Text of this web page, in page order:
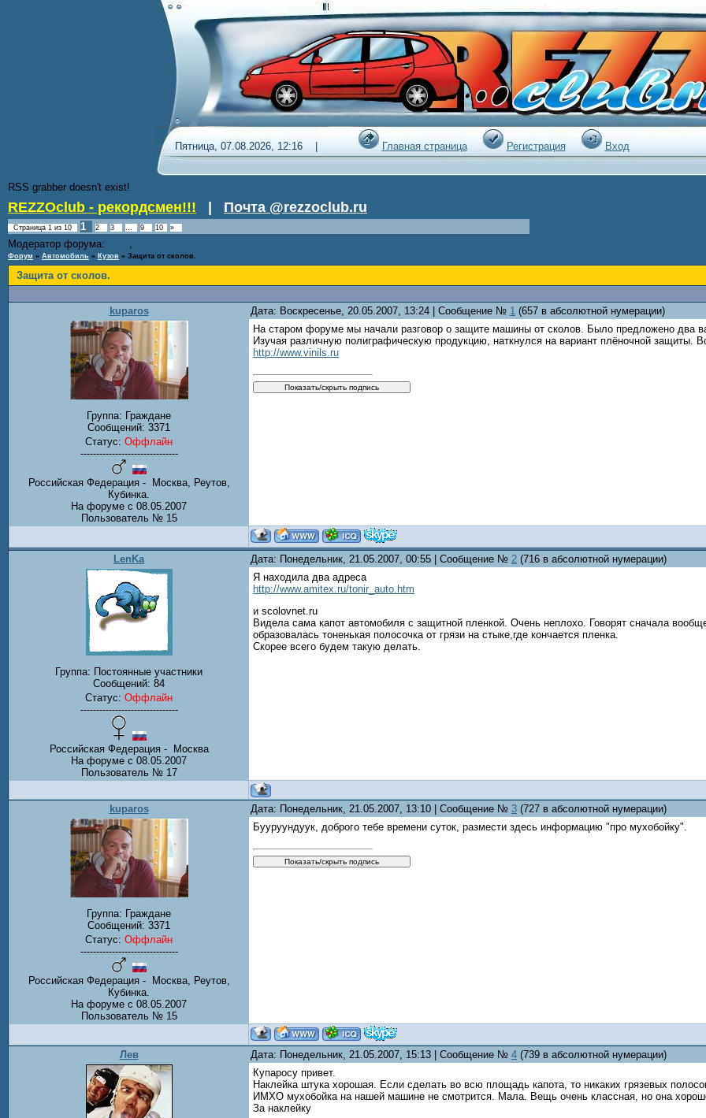
Пятница, 07.08.2026, 12:16 | Главная страница Регистрация Вход
RSS grabber doesn't exist!
REZZOclub - рекордсмен!!! Почта @rezzoclub.ru
Страница 1 из 10 1 2 3 … 9 10 »
Модератор форума: ,
Форум » Автомобиль » Кузов » Защита от сколов.
Защита от сколов.
kuparos Дата: Воскресенье, 20.05.2007, 13:24 | Сообщение № 1 (657 в абсолютной нумерации)
Группа: Граждане
Сообщений: 3371
Статус: Оффлайн
-------------------------------
Российская Федерация - Москва, Реутов,
Кубинка.
На форуме с 08.05.2007
Пользователь № 15
На старом форуме мы начали разговор о защите машины от сколов. Было предложено два
Изучая различную полиграфическую продукцию, наткнулся на вариант плёночной защиты.
http://www.vinils.ru
LenKa Дата: Понедельник, 21.05.2007, 00:55 | Сообщение № 2 (716 в абсолютной нумерации)
Группа: Постоянные участники
Сообщений: 84
Статус: Оффлайн
-------------------------------
Российская Федерация - Москва
На форуме с 08.05.2007
Пользователь № 17
Я находила два адреса
http://www.amitex.ru/tonir_auto.htm
и scolovnet.ru
Видела сама капот автомобиля с защитной пленкой. Очень неплохо. Говорят сначала
образовалась тоненькая полосочка от грязи на стыке,где кончается пленка.
Скорее всего будем такую делать.
kuparos Дата: Понедельник, 21.05.2007, 13:10 | Сообщение № 3 (727 в абсолютной нумерации)
Группа: Граждане
Сообщений: 3371
Статус: Оффлайн
-------------------------------
Российская Федерация - Москва, Реутов,
Кубинка.
На форуме с 08.05.2007
Пользователь № 15
Бууруундуук, доброго тебе времени суток, размести здесь информацию "про мухобойку".
Лев Дата: Понедельник, 21.05.2007, 15:13 | Сообщение № 4 (739 в абсолютной нумерации)
Купаросу привет.
Наклейка штука хорошая. Если сделать во всю площадь капота, то никаких грязевых
ИМХО мухобойка на нашей машине не смотрится. Мала. Вещь очень классная, но она
За наклейку